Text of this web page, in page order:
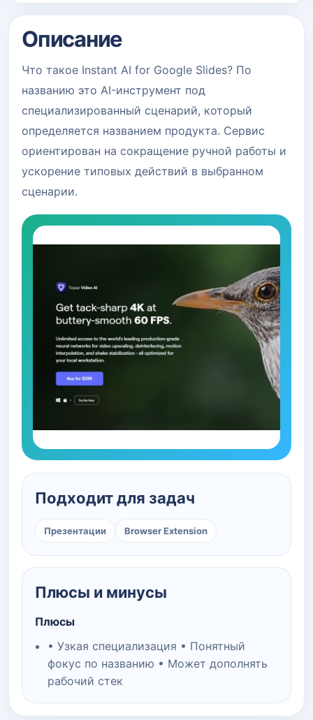
Описание
Что такое Instant AI for Google Slides? По
названию это AI-инструмент под
специализированный сценарий, который
определяется названием продукта. Сервис
ориентирован на сокращение ручной работы и
ускорение типовых действий в выбранном
сценарии.
Подходит для задач
Презентации Browser Extension
Плюсы и минусы
Плюсы
• Узкая специализация • Понятный
фокус по названию • Может дополнять
рабочий стек